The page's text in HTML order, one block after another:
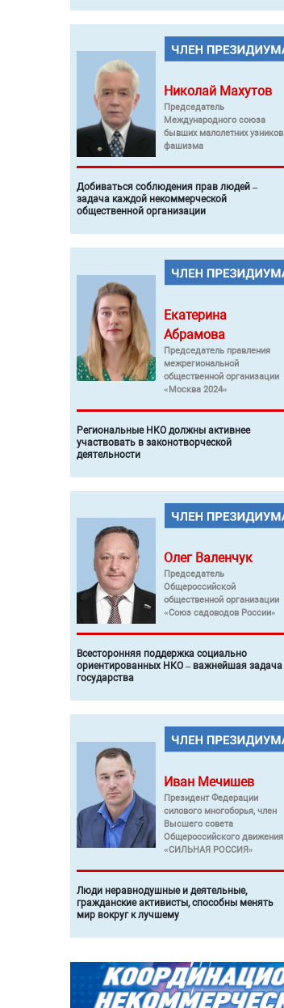
Николай Махутов
Председатель
Международного союза
бывших малолетних узников
фашизма
Добиваться соблюдения прав людей –
задача каждой некоммерческой
общественной организации
Екатерина
Абрамова
Председатель правления
межрегиональной
общественной организации
«Москва 2024»
Региональные НКО должны активнее
участвовать в законотворческой
деятельности
Олег Валенчук
Председатель
Общероссийской
общественной организации
«Союз садоводов России»
Всесторонняя поддержка социально
ориентированных НКО – важнейшая задача
государства
Иван Мечишев
Президент Федерации
силового многоборья, член
Высшего совета
Общероссийского движения
«СИЛЬНАЯ РОССИЯ»
Люди неравнодушные и деятельные,
гражданские активисты, способны менять
мир вокруг к лучшему